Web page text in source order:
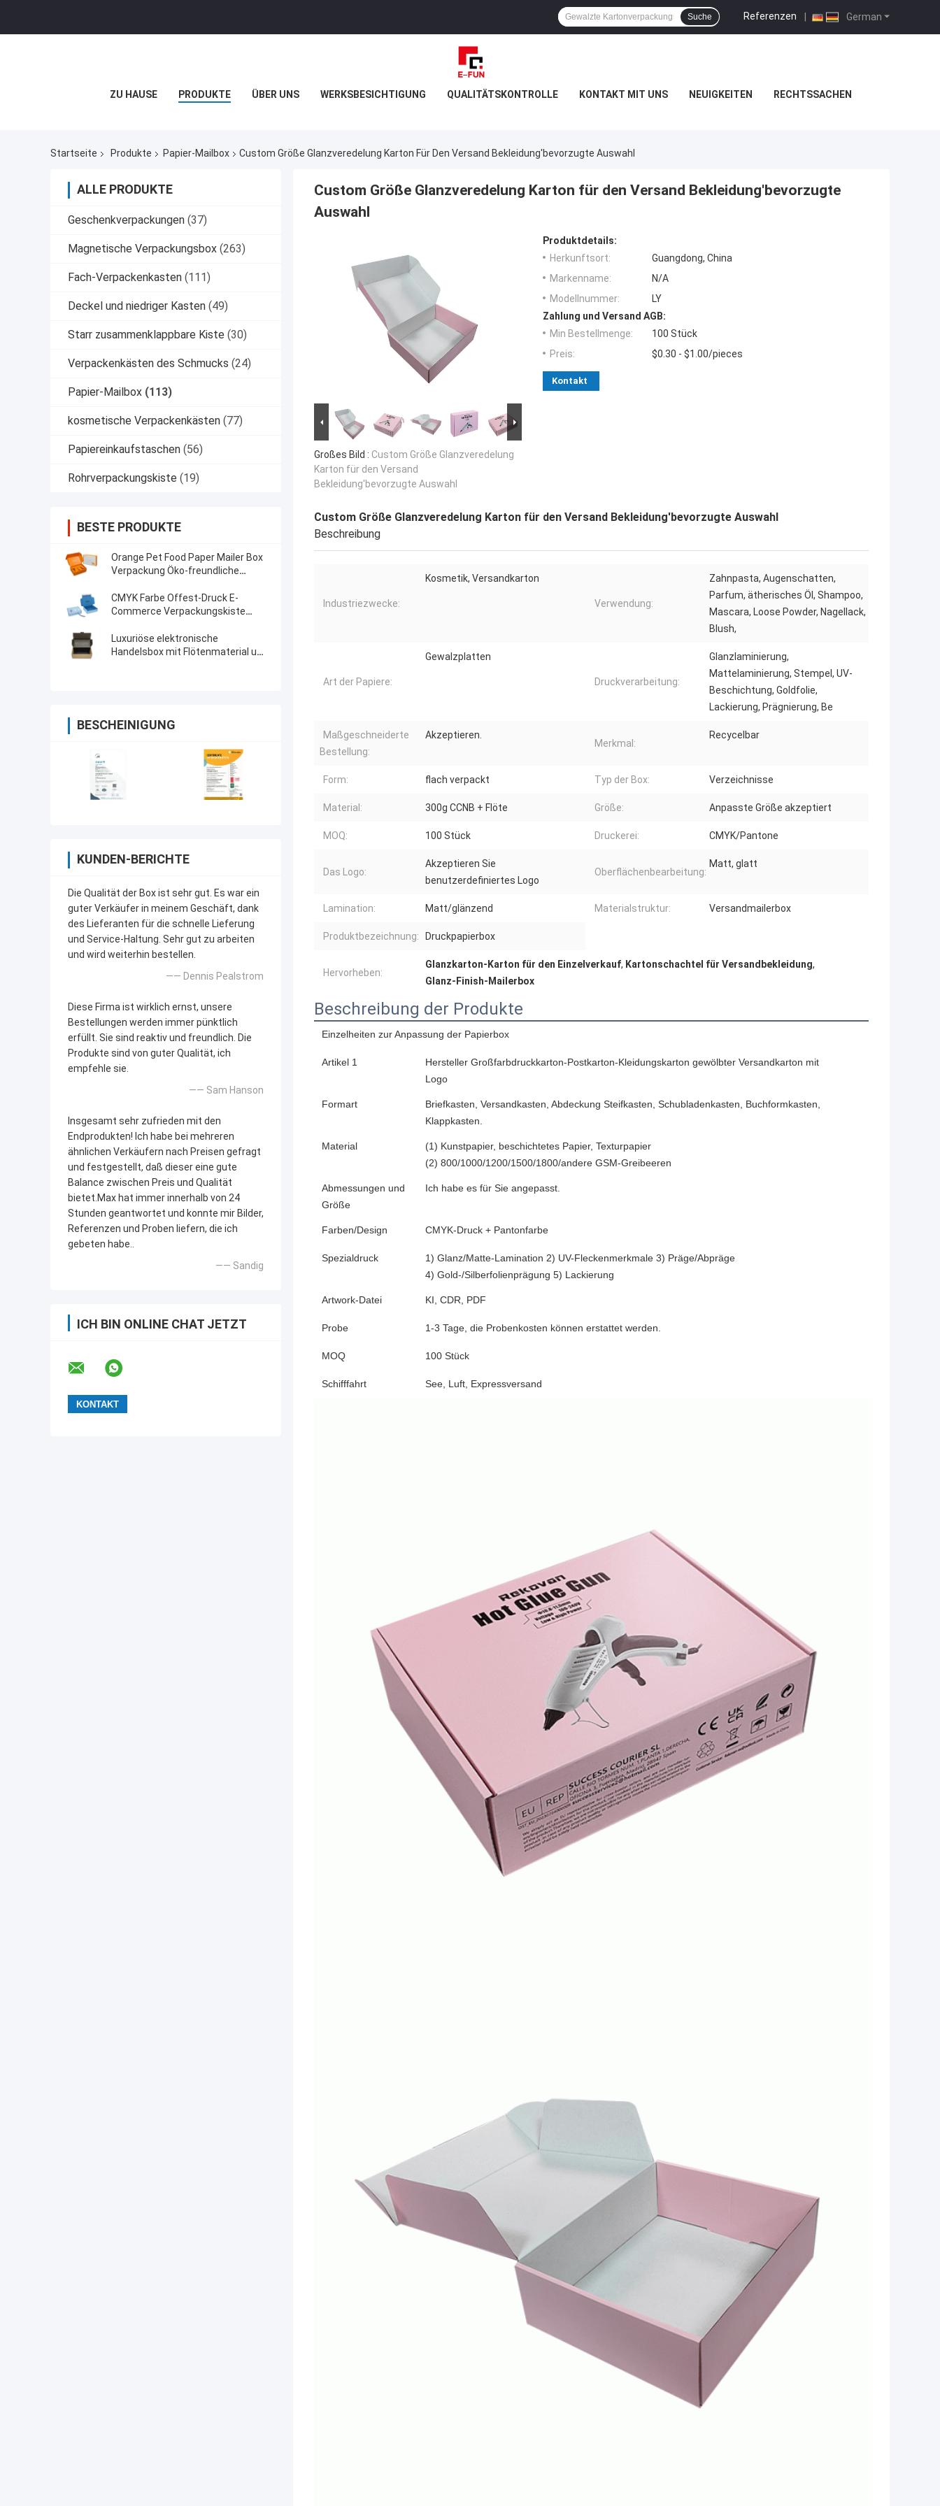
German
Referenzen |
Suche
ZU HAUSE PRODUKTE ÜBER UNS WERKSBESICHTIGUNG QUALITÄTSKONTROLLE KONTAKT MIT UNS NEUIGKEITEN RECHTSSACHEN
Startseite Produkte Papier-Mailbox Custom Größe Glanzveredelung Karton Für Den Versand Bekleidung'bevorzugte Auswahl
ALLE PRODUKTE
Geschenkverpackungen (37)
Magnetische Verpackungsbox (263)
Fach-Verpackenkasten (111)
Deckel und niedriger Kasten (49)
Starr zusammenklappbare Kiste (30)
Verpackenkästen des Schmucks (24)
Papier-Mailbox (113)
kosmetische Verpackenkästen (77)
Papiereinkaufstaschen (56)
Rohrverpackungskiste (19)
BESTE PRODUKTE
Orange Pet Food Paper Mailer Box
Verpackung Öko-freundliche
CMYK Farbe Offest-Druck E-
Commerce Verpackungskiste
Luxuriöse elektronische
Handelsbox mit Flötenmaterial und
BESCHEINIGUNG
KUNDEN-BERICHTE
Die Qualität der Box ist sehr gut. Es war ein
guter Verkäufer in meinem Geschäft, dank
des Lieferanten für die schnelle Lieferung
und Service-Haltung. Sehr gut zu arbeiten
und wird weiterhin bestellen.
—— Dennis Pealstrom
Diese Firma ist wirklich ernst, unsere
Bestellungen werden immer pünktlich
erfüllt. Sie sind reaktiv und freundlich. Die
Produkte sind von guter Qualität, ich
empfehle sie.
—— Sam Hanson
Insgesamt sehr zufrieden mit den
Endprodukten! Ich habe bei mehreren
ähnlichen Verkäufern nach Preisen gefragt
und festgestellt, daß dieser eine gute
Balance zwischen Preis und Qualität
bietet.Max hat immer innerhalb von 24
Stunden geantwortet und konnte mir Bilder,
Referenzen und Proben liefern, die ich
gebeten habe..
—— Sandig
ICH BIN ONLINE CHAT JETZT
Custom Größe Glanzveredelung Karton für den Versand Bekleidung'bevorzugte
Auswahl
Großes Bild : Custom Größe Glanzveredelung
Karton für den Versand
Bekleidung'bevorzugte Auswahl
Produktdetails:
Herkunftsort:
Guangdong, China
Markenname:
N/A
Modellnummer:
LY
Zahlung und Versand AGB:
Min Bestellmenge:
100 Stück
Preis:
$0.30 - $1.00/pieces
Kontakt
Custom Größe Glanzveredelung Karton für den Versand Bekleidung'bevorzugte Auswahl
Beschreibung
Industriezwecke:
Kosmetik, Versandkarton
Verwendung:
Zahnpasta, Augenschatten,
Parfum, ätherisches Öl, Shampoo,
Mascara, Loose Powder, Nagellack,
Blush,
Art der Papiere:
Gewalzplatten
Druckverarbeitung:
Glanzlaminierung,
Mattelaminierung, Stempel, UV-
Beschichtung, Goldfolie,
Lackierung, Prägnierung, Be
Maßgeschneiderte
Bestellung:
Akzeptieren.
Merkmal:
Recycelbar
Form: flach verpackt Typ der Box: Verzeichnisse
Material: 300g CCNB + Flöte Größe: Anpasste Größe akzeptiert
MOQ: 100 Stück Druckerei: CMYK/Pantone
Das Logo:
Akzeptieren Sie
benutzerdefiniertes Logo
Oberflächenbearbeitung:
Matt, glatt
Lamination: Matt/glänzend Materialstruktur: Versandmailerbox
Produktbezeichnung: Druckpapierbox
Hervorheben:
Glanzkarton-Karton für den Einzelverkauf, Kartonschachtel für Versandbekleidung,
Glanz-Finish-Mailerbox
Beschreibung der Produkte
Einzelheiten zur Anpassung der Papierbox
Artikel 1
Hersteller Großfarbdruckkarton-Postkarton-Kleidungskarton gewölbter Versandkarton mit
Logo
Formart
Briefkasten, Versandkasten, Abdeckung Steifkasten, Schubladenkasten, Buchformkasten,
Klappkasten.
Material
(1) Kunstpapier, beschichtetes Papier, Texturpapier
(2) 800/1000/1200/1500/1800/andere GSM-Greibeeren
Abmessungen und
Größe
Ich habe es für Sie angepasst.
Farben/Design CMYK-Druck + Pantonfarbe
Spezialdruck
1) Glanz/Matte-Lamination 2) UV-Fleckenmerkmale 3) Präge/Abpräge
4) Gold-/Silberfolienprägung 5) Lackierung
Artwork-Datei KI, CDR, PDF
Probe 1-3 Tage, die Probenkosten können erstattet werden.
MOQ 100 Stück
Schifffahrt See, Luft, Expressversand